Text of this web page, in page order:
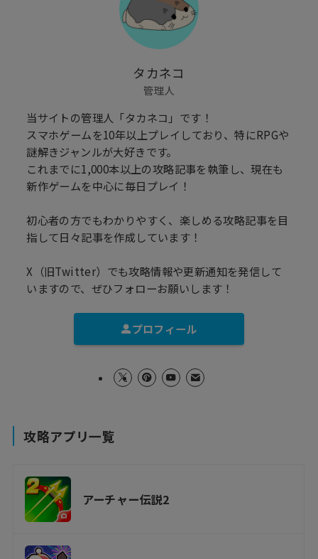
タカネコ
管理人
当サイトの管理人「タカネコ」です！
スマホゲームを10年以上プレイしており、特にRPGや
謎解きジャンルが大好きです。
これまでに1,000本以上の攻略記事を執筆し、現在も
新作ゲームを中心に毎日プレイ！
初心者の方でもわかりやすく、楽しめる攻略記事を目
指して日々記事を作成しています！
X（旧Twitter）でも攻略情報や更新通知を発信して
いますので、ぜひフォローお願いします！
プロフィール
攻略アプリ一覧
アーチャー伝説2